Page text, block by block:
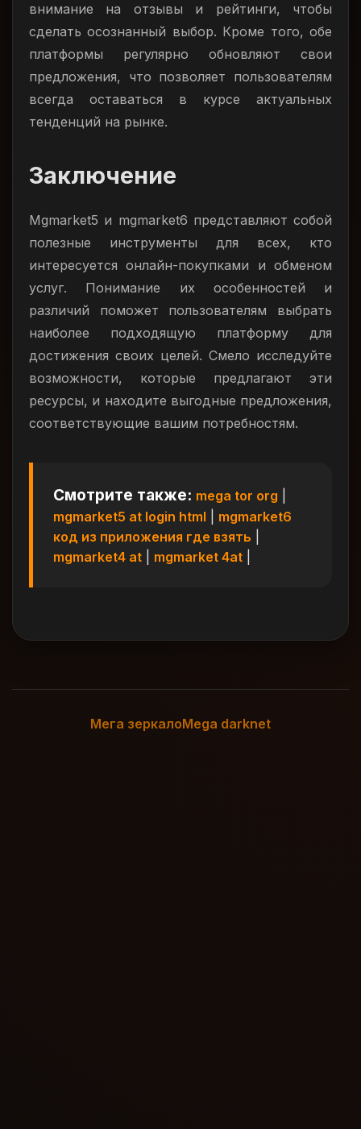
внимание на отзывы и рейтинги, чтобы
сделать осознанный выбор. Кроме того, обе
платформы регулярно обновляют свои
предложения, что позволяет пользователям
всегда оставаться в курсе актуальных
тенденций на рынке.
Заключение
Mgmarket5 и mgmarket6 представляют собой
полезные инструменты для всех, кто
интересуется онлайн-покупками и обменом
услуг. Понимание их особенностей и
различий поможет пользователям выбрать
наиболее подходящую платформу для
достижения своих целей. Смело исследуйте
возможности, которые предлагают эти
ресурсы, и находите выгодные предложения,
соответствующие вашим потребностям.
Смотрите также: mega tor org
mgmarket5 at login html
mgmarket6
код из приложения где взять
mgmarket4 at
mgmarket 4at
Мега зеркалоMega darknet